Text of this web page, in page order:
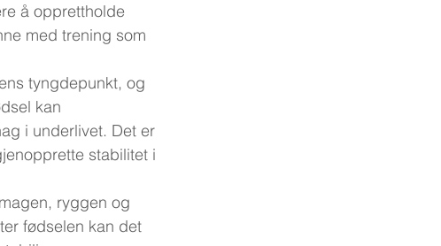
å opprettholde
med trening som
tyngdepunkt, og
kan
i underlivet. Det er
stabilitet i
ryggen og
fødselen kan det